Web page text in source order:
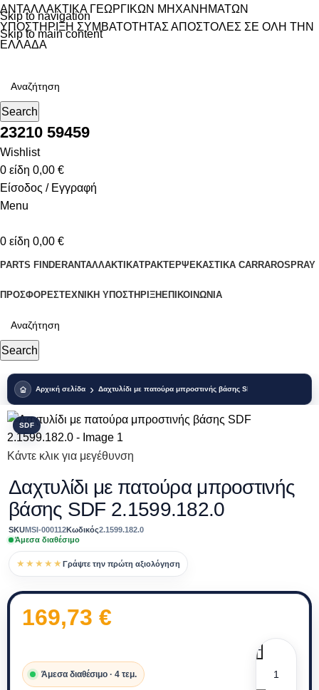
Skip to navigation
Skip to main content
ΑΝΤΑΛΛΑΚΤΙΚΑ ΓΕΩΡΓΙΚΩΝ ΜΗΧΑΝΗΜΑΤΩΝ
ΥΠΟΣΤΗΡΙΞΗ ΣΥΜΒΑΤΟΤΗΤΑΣ ΑΠΟΣΤΟΛΕΣ ΣΕ ΟΛΗ ΤΗΝ
ΕΛΛΑΔΑ
Search
23210 59459
Wishlist
0 είδη 0,00 €
Είσοδος / Εγγραφή
Menu
0 είδη 0,00 €
PARTS FINDERΑΝΤΑΛΛΑΚΤΙΚΑΤΡΑΚΤΕΡΨΕΚΑΣΤΙΚΑ CARRAROSPRAY
ΠΡΟΣΦΟΡΕΣΤΕΧΝΙΚΗ ΥΠΟΣΤΗΡΙΞΗ ΕΠΙΚΟΙΝΩΝΙΑ
Search
Αρχική σελίδα Δαχτυλίδι με πατούρα μπροστινής βάσης SDF 2.1599.182.0
SDF
Κάντε κλικ για μεγέθυνση
Δαχτυλίδι με πατούρα μπροστινής
βάσης SDF 2.1599.182.0
SKUMSI-000112Κωδικός2.1599.182.0
Άμεσα διαθέσιμο
★★★★★Γράψτε την πρώτη αξιολόγηση
169,73 €
Άμεσα διαθέσιμο · 4 τεμ.